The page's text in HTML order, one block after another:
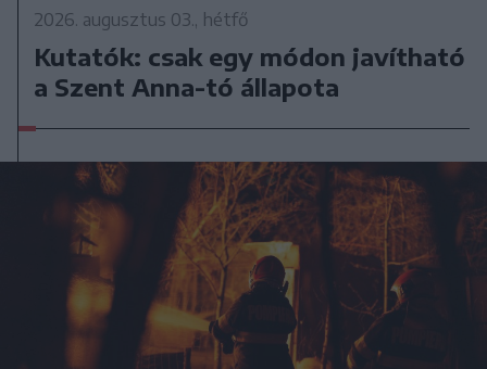
2026. augusztus 03., hétfő
Kutatók: csak egy módon javítható
a Szent Anna-tó állapota